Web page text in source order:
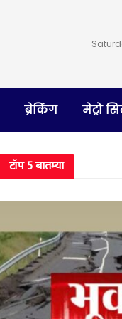
ब्रेकिंग मेट्रो
टॉप 5 बातम्या